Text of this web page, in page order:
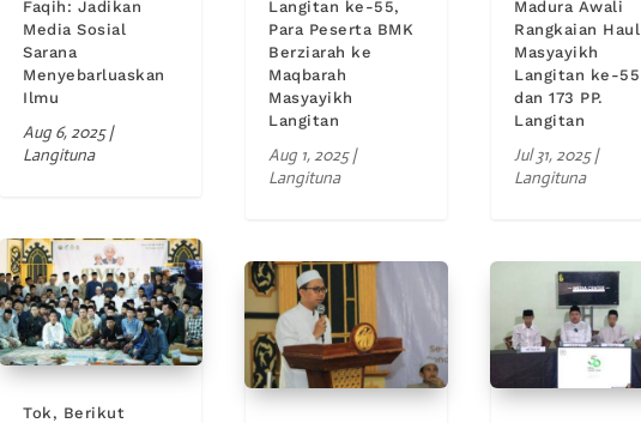
Faqih: Jadikan
Media Sosial
Sarana
Menyebarluaskan
Ilmu
Aug 6, 2025|
Langituna
Tok, Berikut
Langitan ke-55,
Para Peserta BMK
Berziarah ke
Maqbarah
Masyayikh
Langitan
Aug 1, 2025|
Langituna
Madura Awali
Rangkaian Haul
Masyayikh
Langitan ke-55
dan 173 PP.
Langitan
Jul 31, 2025|
Langituna